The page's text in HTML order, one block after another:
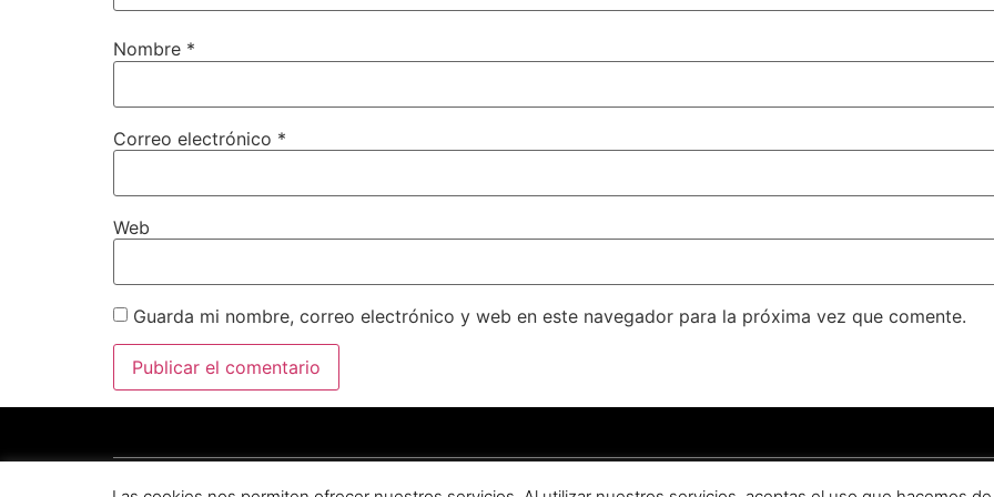
Nombre *
Correo electrónico *
Web
Guarda mi nombre, correo electrónico y web en este navegador para la próxima vez que comente.